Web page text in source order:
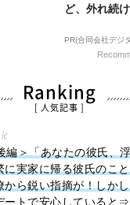
ど、外れ続
PR(合同会社デジ
Ranking
[ 人気記事 ]
編＞「あなたの彼氏、
に実家に帰る彼氏のこ
から鋭い指摘が！しか
ートで安心していると